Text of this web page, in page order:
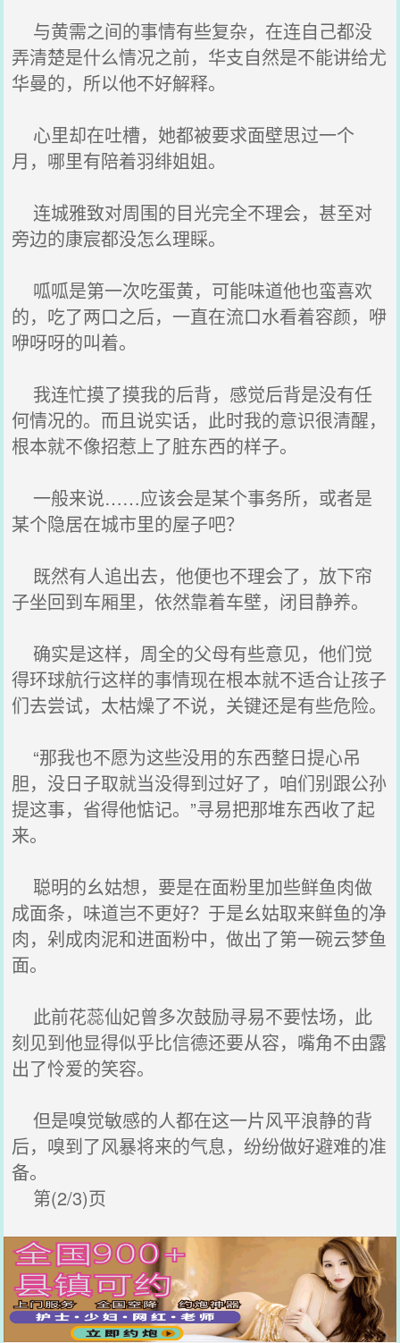
与黄需之间的事情有些复杂，在连自己都没
弄清楚是什么情况之前，华支自然是不能讲给尤
华曼的，所以他不好解释。
心里却在吐槽，她都被要求面壁思过一个
月，哪里有陪着羽绯姐姐。
连城雅致对周围的目光完全不理会，甚至对
旁边的康宸都没怎么理睬。
呱呱是第一次吃蛋黄，可能味道他也蛮喜欢
的，吃了两口之后，一直在流口水看着容颜，咿
咿呀呀的叫着。
我连忙摸了摸我的后背，感觉后背是没有任
何情况的。而且说实话，此时我的意识很清醒，
根本就不像招惹上了脏东西的样子。
一般来说……应该会是某个事务所，或者是
某个隐居在城市里的屋子吧？
既然有人追出去，他便也不理会了，放下帘
子坐回到车厢里，依然靠着车壁，闭目静养。
确实是这样，周全的父母有些意见，他们觉
得环球航行这样的事情现在根本就不适合让孩子
们去尝试，太枯燥了不说，关键还是有些危险。
“那我也不愿为这些没用的东西整日提心吊
胆，没日子取就当没得到过好了，咱们别跟公孙
提这事，省得他惦记。”寻易把那堆东西收了起
来。
聪明的幺姑想，要是在面粉里加些鲜鱼肉做
成面条，味道岂不更好？于是幺姑取来鲜鱼的净
肉，剁成肉泥和进面粉中，做出了第一碗云梦鱼
面。
此前花蕊仙妃曾多次鼓励寻易不要怯场，此
刻见到他显得似乎比信德还要从容，嘴角不由露
出了怜爱的笑容。
但是嗅觉敏感的人都在这一片风平浪静的背
后，嗅到了风暴将来的气息，纷纷做好避难的准
备。
第(2/3)页